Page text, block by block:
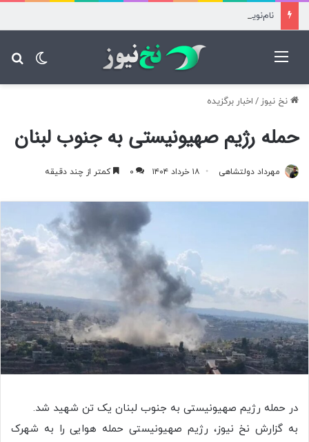
نام‌نویسی آزمون کارشناسی ارشد علوم پزشکی فردا آغاز می شود
نخ نیوز / اخبار برگزیده
حمله رژیم صهیونیستی به جنوب لبنان
مهرداد دولتشاهی ۱۸ خرداد ۱۴۰۴ ۰ کمتر از چند دقیقه
در حمله رژیم صهیونیستی به جنوب لبنان یک تن شهید شد.
به گزارش نخ نیوز، رژیم صهیونیستی حمله هوایی را به شهرک